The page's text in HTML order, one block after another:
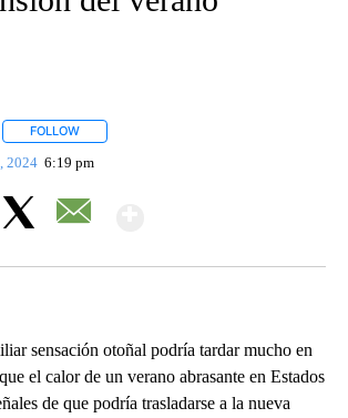
FOLLOW
2024 6:19 pm
sensación otoñal podría tardar mucho en
el calor de un verano abrasante en Estados
de que podría trasladarse a la nueva